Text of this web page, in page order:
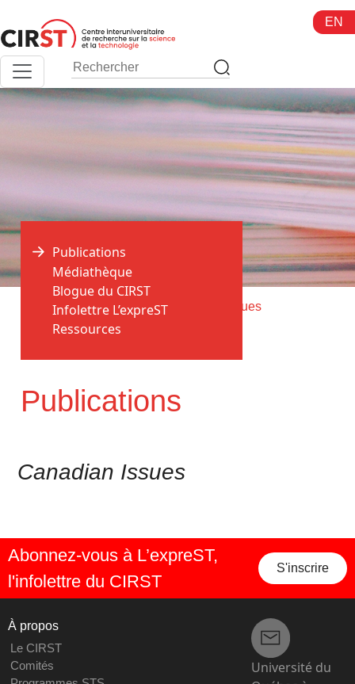
au
contenu
EN
Accueil > Publications > Canadian Issues
Publications
Publications
Médiathèque
Blogue du CIRST
Infolettre L’expreST
Ressources
Canadian Issues
Abonnez-vous à L’expreST,
l'infolettre du CIRST
S'inscrire
À propos
Le CIRST
Comités
Université du